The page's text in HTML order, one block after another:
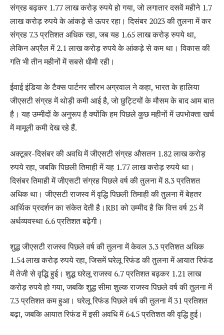
संग्रह बढ़कर 1.77 लाख करोड़ रुपये हो गया, जो लगातार दसवें महीने 1.7
लाख करोड़ रुपये के आंकड़े से ऊपर रहा। दिसंबर 2023 की तुलना में कर
संग्रह 7.3 प्रतिशत अधिक रहा, जब यह 1.65 लाख करोड़ रुपये था,
लेकिन अप्रैल में 2.1 लाख करोड़ रुपये के आंकड़े से कम था। विकास की
गति भी तीन महीनों में सबसे धीमी रही।
ईवाई इंडिया के टैक्स पार्टनर सौरभ अग्रवाल ने कहा, भारत के हालिया
जीएसटी संग्रह में थोड़ी कमी आई है, जो छुट्टियों के मौसम के बाद आम बात
है। यह उम्मीदों के अनुरूप है क्योंकि हम पिछले कुछ महीनों में उपभोक्ता खर्च
में मामूली कमी देख रहे हैं.
अक्टूबर-दिसंबर की अवधि में जीएसटी संग्रह औसतन 1.82 लाख करोड़
रुपये रहा, जबकि पिछली तिमाही में यह 1.77 लाख करोड़ रुपये था।
दिसंबर तिमाही में जीएसटी संग्रह पिछले वर्ष की तुलना में 8.3 प्रतिशत
अधिक था। जीएसटी राजस्व में वृद्धि पिछली तिमाही की तुलना में बेहतर
आर्थिक प्रदर्शन का संकेत देती है।RBI को उम्मीद है कि वित्त वर्ष 25 में
अर्थव्यवस्था 6.6 प्रतिशत बढ़ेगी।
शुद्ध जीएसटी राजस्व पिछले वर्ष की तुलना में केवल 3.3 प्रतिशत अधिक
1.54 लाख करोड़ रुपये रहा, जिसमें घरेलू रिफंड की तुलना में आयात रिफंड
में तेजी से वृद्धि हुई। शुद्ध घरेलू राजस्व 6.7 प्रतिशत बढ़कर 1.21 लाख
करोड़ रुपये हो गया, जबकि शुद्ध सीमा शुल्क राजस्व पिछले वर्ष की तुलना में
7.3 प्रतिशत कम हुआ। घरेलू रिफंड पिछले वर्ष की तुलना में 31 प्रतिशत
बढ़ा, जबकि आयात रिफंड में इसी अवधि में 64.5 प्रतिशत की वृद्धि हुई।